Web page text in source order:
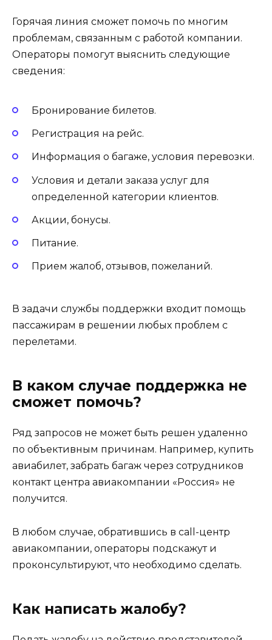
Горячая линия сможет помочь по многим
проблемам, связанным с работой компании.
Операторы помогут выяснить следующие
сведения:
Бронирование билетов.
Регистрация на рейс.
Информация о багаже, условия перевозки.
Условия и детали заказа услуг для
определенной категории клиентов.
Акции, бонусы.
Питание.
Прием жалоб, отзывов, пожеланий.
В задачи службы поддержки входит помощь
пассажирам в решении любых проблем с
перелетами.
В каком случае поддержка не
сможет помочь?
Ряд запросов не может быть решен удаленно
по объективным причинам. Например, купить
авиабилет, забрать багаж через сотрудников
контакт центра авиакомпании «Россия» не
получится.
В любом случае, обратившись в call-центр
авиакомпании, операторы подскажут и
проконсультируют, что необходимо сделать.
Как написать жалобу?